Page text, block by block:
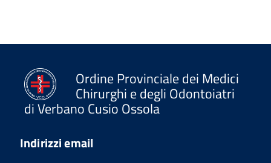
Ordine Provinciale dei Medici
Chirurghi e degli Odontoiatri
di Verbano Cusio Ossola
Indirizzi email